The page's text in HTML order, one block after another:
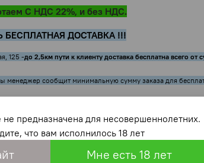
С НДС 22%, и без НДС.
БЕСПЛАТНАЯ ДОСТАВКА !!!
125 -до 2,5км пути к клиенту доставка бесплатна всего от
менеджер сообщит минимальную сумму заказа для
ЗАВОДСКИМ
предназначена для несовершеннолетних.
что вам исполнилось 18 лет
Мне есть 18 лет